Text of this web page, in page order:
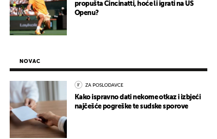
propušta Cincinatti, hoće li igrati na US
Openu?
NOVAC
ZA POSLODAVCE
Kako ispravno dati nekome otkaz i izbjeći
najčešće pogreške te sudske sporove